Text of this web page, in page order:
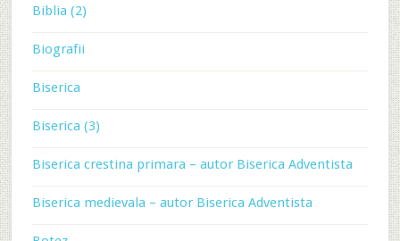
Biblia (2)
Biografii
Biserica
Biserica (3)
Biserica crestina primara – autor Biserica Adventista
Biserica medievala – autor Biserica Adventista